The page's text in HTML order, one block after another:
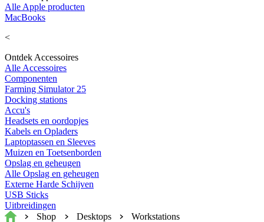
Alle Apple producten
MacBooks
<
Ontdek Accessoires
Alle Accessoires
Componenten
Farming Simulator 25
Docking stations
Accu's
Headsets en oordopjes
Kabels en Opladers
Laptoptassen en Sleeves
Muizen en Toetsenborden
Opslag en geheugen
Alle Opslag en geheugen
Externe Harde Schijven
USB Sticks
Uitbreidingen
Home
Shop Desktops
Workstations